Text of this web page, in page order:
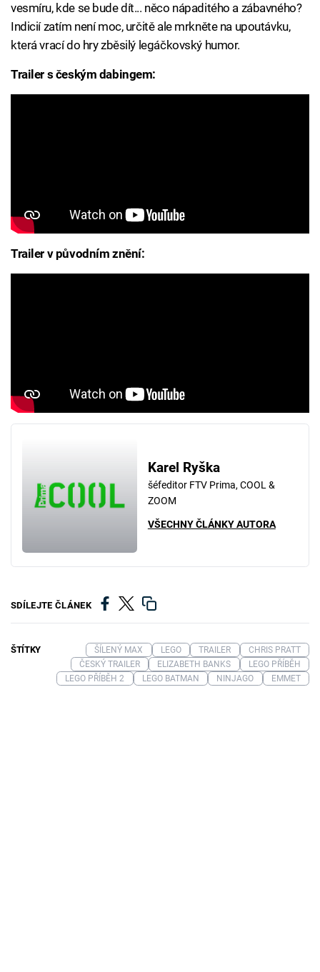
vesmíru, kde se bude dít... něco nápaditého a zábavného?
Indicií zatím není moc, určitě ale mrkněte na upoutávku,
která vrací do hry zběsilý legáčkovský humor.
Trailer s českým dabingem:
Trailer v původním znění:
Karel Ryška
šéfeditor FTV Prima, COOL &
ZOOM
VŠECHNY ČLÁNKY AUTORA
SDÍLEJTE ČLÁNEK
ŠTÍTKY ŠÍLENÝ MAX LEGO TRAILER
CHRIS PRATT
ČESKÝ TRAILER
ELIZABETH BANKS
LEGO PŘÍBĚH
LEGO PŘÍBĚH 2
LEGO BATMAN NINJAGO EMMET